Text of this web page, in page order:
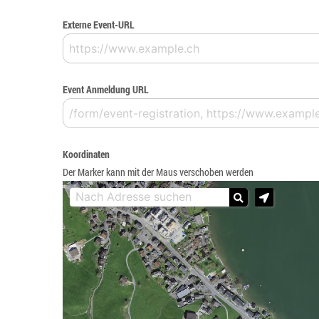
Externe Event-URL
Event Anmeldung URL
Koordinaten
Der Marker kann mit der Maus verschoben werden